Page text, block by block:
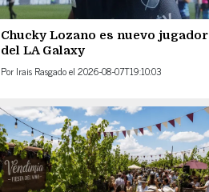
Chucky Lozano es nuevo jugador
del LA Galaxy
Por Irais Rasgadoel 2026-08-07T19:10:03